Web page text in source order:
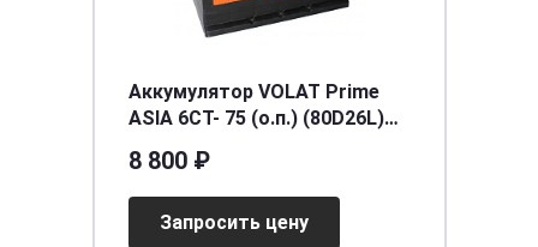
Аккумулятор VOLAT Prime
ASIA 6СТ- 75 (о.п.) (80D26L)
[д260ш175в225/740EN] [D26]
8 800 ₽
Запросить цену